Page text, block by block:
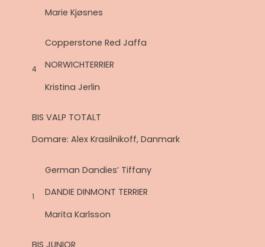
Marie Kjøsnes
4
Copperstone Red Jaffa
NORWICHTERRIER
Kristina Jerlin
BIS VALP TOTALT
Domare: Alex Krasilnikoff, Danmark
1
German Dandies’ Tiffany
DANDIE DINMONT TERRIER
Marita Karlsson
BIS JUNIOR